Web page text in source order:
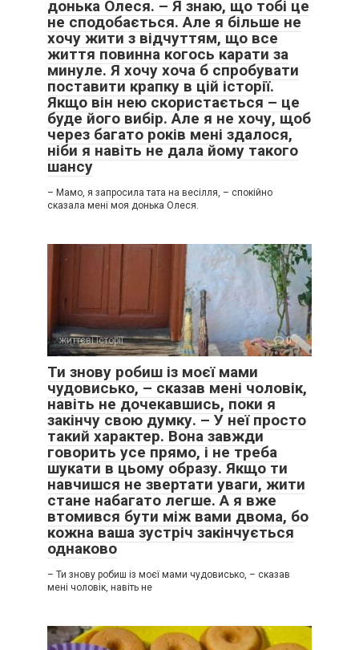
донька Олеся. – Я знаю, що тобі це
не сподобається. Але я більше не
хочу жити з відчуттям, що все
життя повинна когось карати за
минуле. Я хочу хоча б спробувати
поставити крапку в цій історії.
Якщо він нею скористається – це
буде його вибір. Але я не хочу, щоб
через багато років мені здалося,
ніби я навіть не дала йому такого
шансу
– Мамо, я запросила тата на весілля, – спокійно
сказала мені моя донька Олеся.
життєві історії 0
Ти знову робиш із моєї мами
чудовисько, – сказав мені чоловік,
навіть не дочекавшись, поки я
закінчу свою думку. – У неї просто
такий характер. Вона завжди
говорить усе прямо, і не треба
шукати в цьому образу. Якщо ти
навчишся не звертати уваги, жити
стане набагато легше. А я вже
втомився бути між вами двома, бо
кожна ваша зустріч закінчується
однаково
– Ти знову робиш із моєї мами чудовисько, – сказав
мені чоловік, навіть не